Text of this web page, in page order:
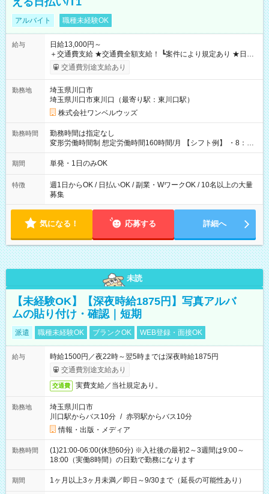
アルバイト 職種未経験OK
給与
日給13,000円～
＋交通費支給 ★交通費全額支給！ ┗案件により規定あり ★日払
いOK！（規定あり） ┗働いたその日に現金GET♪ お仕事後はコ
ンビニATMから 日払い分を引き落とせます！ 【試用期間】試
交通費別途支給あり
勤務地
埼玉県川口市
埼玉県川口市東川口（最寄り駅：東川口駅）
株式会社ワンベルウッズ
勤務時間
勤務時間は指定なし
変形労働時間制 想定労働時間160時間/月 【シフト例】 ・8：00
～21：00
期間 単発・1日のみOK
特徴
週1日からOK / 日払いOK / 副業・WワークOK / 10名以上の大量
募集
気になる！ 応募する 詳細へ
未読
【未経験OK】【深夜時給1875円】写真アルバ
ムの貼り付け・確認｜短期
派遣 職種未経験OK ブランクOK WEB登録・面接OK
給与
時給1500円／夜22時～翌5時までは深夜時給1875円
交通費別途支給あり
交通費 実費支給／当社規定あり。
勤務地
埼玉県川口市
川口駅からバス10分 / 赤羽駅からバス10分
情報・出版・メディア
勤務時間
(1)21:00-06:00(休憩60分) ※入社後の最初2～3週間は9:00～
18:00（実働8時間）の日勤で勤務になります
期間 1ヶ月以上3ヶ月未満／即日～9/30まで（延長の可能性あり）